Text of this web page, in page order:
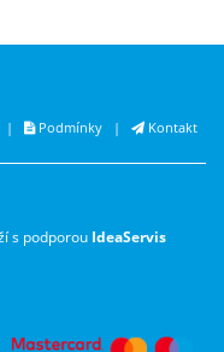
| Podmínky | Kontakt
s podporou IdeaServis